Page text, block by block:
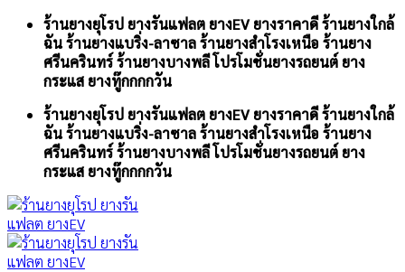
Skip
content
ร้านยางยุโรป ยางรันแฟลต ยางEV ยางราคาดี ร้านยางใกล้
ฉัน ร้านยางแบริ่ง-ลาซาล ร้านยางสำโรงเหนือ ร้านยาง
ศรีนครินทร์ ร้านยางบางพลี โปรโมชั่นยางรถยนต์ ยาง
กระแส ยางทู๊กกกกวัน
ร้านยางยุโรป ยางรันแฟลต ยางEV ยางราคาดี ร้านยางใกล้
ฉัน ร้านยางแบริ่ง-ลาซาล ร้านยางสำโรงเหนือ ร้านยาง
ศรีนครินทร์ ร้านยางบางพลี โปรโมชั่นยางรถยนต์ ยาง
กระแส ยางทู๊กกกกวัน